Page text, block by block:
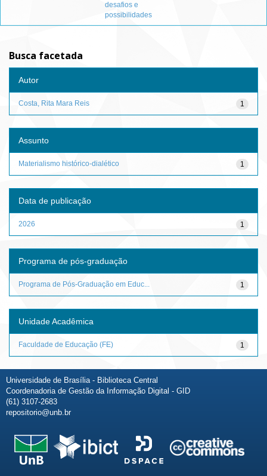
desafios e
possibilidades
Busca facetada
Autor
1
Costa, Rita Mara Reis
Assunto
1
Materialismo histórico-dialético
Data de publicação
1
2026
Programa de pós-graduação
1
Programa de Pós-Graduação em Educ...
Unidade Acadêmica
1
Faculdade de Educação (FE)
Universidade de Brasília - Biblioteca Central
Coordenadoria de Gestão da Informação Digital - GID
(61) 3107-2683
repositorio@unb.br